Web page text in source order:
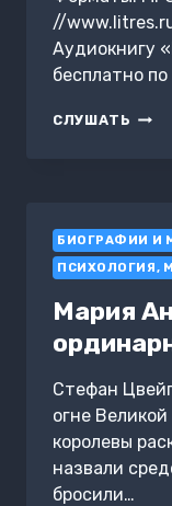
//
Аудиокнигу
бесплатно
СЛУШАТЬ
БИОГРАФИИ И
ПСИХОЛОГИЯ,
Мария
Стефан
огне
королевы
назвали
бросили…